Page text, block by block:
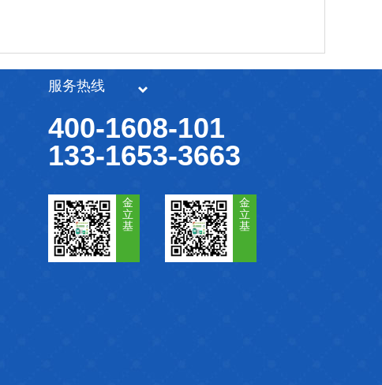
服务热线
400-1608-101
133-1653-3663
金
立
基
金
立
基